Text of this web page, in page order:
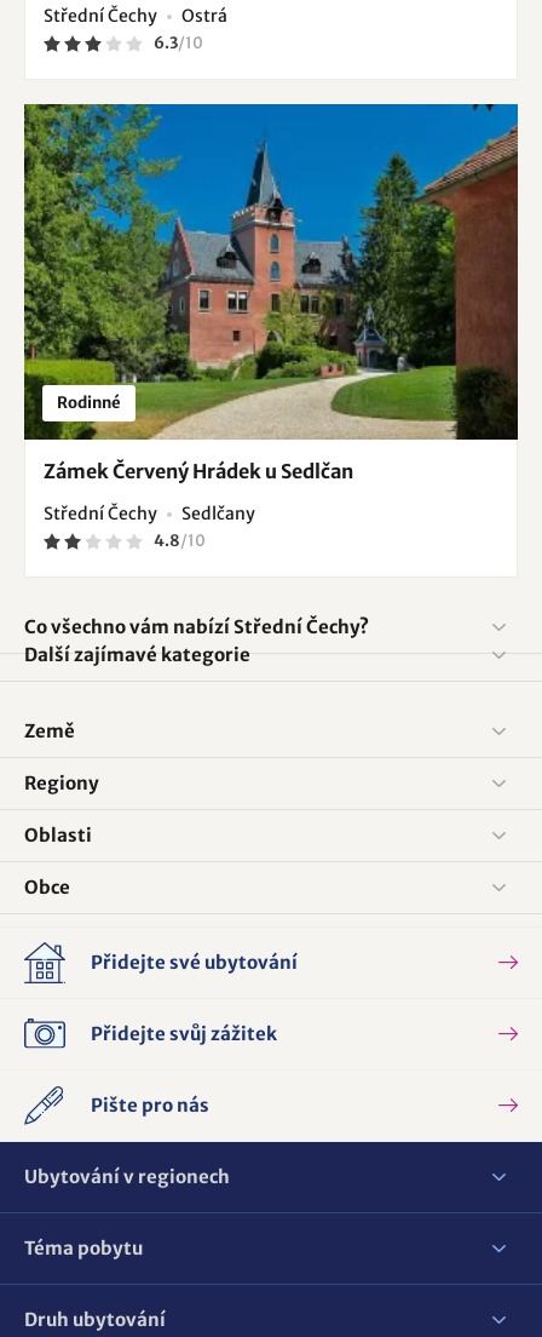
Střední Čechy Ostrá
6.3/10
Rodinné
Zámek Červený Hrádek u Sedlčan
Střední Čechy Sedlčany
4.8/10
Co všechno vám nabízí Střední Čechy?
Další zajímavé kategorie
Země
Regiony
Oblasti
Obce
Přidejte své ubytování
Přidejte svůj zážitek
Pište pro nás
Ubytování v regionech
Téma pobytu
Druh ubytování